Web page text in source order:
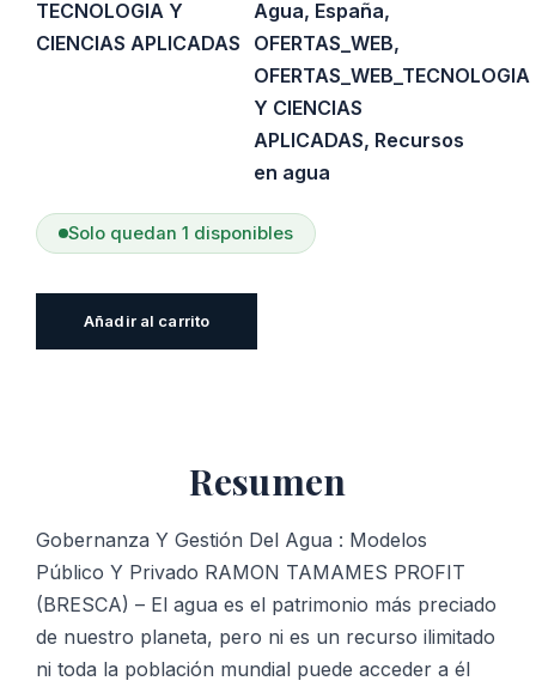
TECNOLOGIA Y
CIENCIAS APLICADAS
Agua, España,
OFERTAS_WEB,
OFERTAS_WEB_TECNOLOGIA
Y CIENCIAS
APLICADAS, Recursos
en agua
Solo quedan 1 disponibles
Público
Y
Privado
cantidad
Añadir al carrito
Resumen
Gobernanza Y Gestión Del Agua : Modelos
Público Y Privado RAMON TAMAMES PROFIT
(BRESCA) – El agua es el patrimonio más preciado
de nuestro planeta, pero ni es un recurso ilimitado
ni toda la población mundial puede acceder a él